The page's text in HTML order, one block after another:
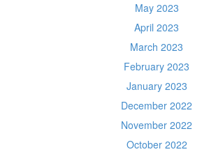
May 2023
April 2023
March 2023
February 2023
January 2023
December 2022
November 2022
October 2022